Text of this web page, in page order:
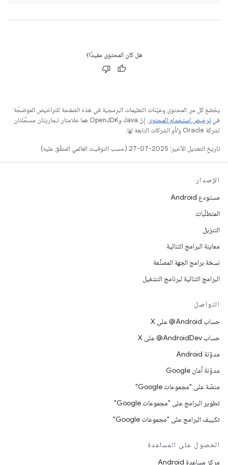
هل كان المحتوى مفيدًا؟
يخضع كل من المحتوى وعيّنات التعليمات البرمجية في هذه الصفحة للتراخيص الموضحّة
فيترخيص استخدام المحتوى
. إنّ Java وOpenJDK هما علامتان تجاريتان مسجَّلتان
لشركة Oracle و/أو الشركات التابعة لها.
تاريخ التعديل الأخير: 2025-07-27 (حسب التوقيت العالمي المتفَّق عليه)
الإصدار
مستودع Android
المتطلّبات
التنزيل
معاينة البرامج الثنائية
نسخة برامج الجهة المصنِّعة
البرامج الثنائية لبرنامج التشغيل
التواصل
حساب ‎@Android على X
حساب ‎@AndroidDev على X
مدوّنة Android
مدوّنة أمان Google
منصّة على "مجموعات Google"
تطوير البرامج على "مجموعات Google"
تكييف البرامج على "مجموعات Google"
الحصول على المساعدة
مركز مساعدة Android